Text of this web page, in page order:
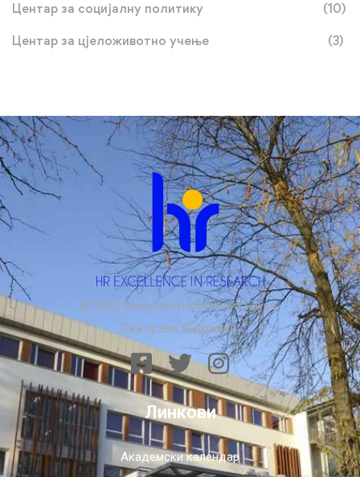
Центар за социјалну политику (10)
Центар за цјеложивотно учење (3)
© 2023 Факултет политичких наука.
Сва права задржана.
Линкови
Академски календар